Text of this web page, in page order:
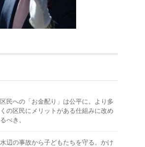
区民への「お金配り」は公平に。より多
くの区民にメリットがある仕組みに改め
るべき。
水辺の事故から子どもたちを守る。かけ